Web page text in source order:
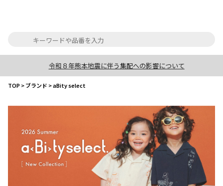
令和８年熊本地震に伴う集配への影響について
TOP>ブランド >aBity select